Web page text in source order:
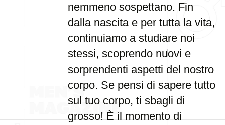
nemmeno sospettano. Fin
dalla nascita e per tutta la vita,
continuiamo a studiare noi
stessi, scoprendo nuovi e
sorprendenti aspetti del nostro
corpo. Se pensi di sapere tutto
sul tuo corpo, ti sbagli di
grosso! È il momento di